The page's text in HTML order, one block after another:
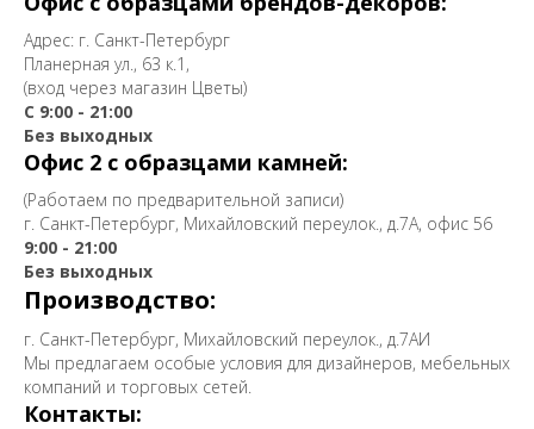
Адрес: г. Санкт-Петербург
Планерная ул., 63 к.1,
(вход через магазин Цветы)
С 9:00 - 21:00
Без выходных
Офис 2 с образцами камней:
(Работаем по предварительной записи)
г. Санкт-Петербург, Михайловский переулок., д.7А, офис 56
9:00 - 21:00
Без выходных
Производство:
г. Санкт-Петербург, Михайловский переулок., д.7АИ
Мы предлагаем особые условия для дизайнеров, мебельных
компаний и торговых сетей.
Контакты: